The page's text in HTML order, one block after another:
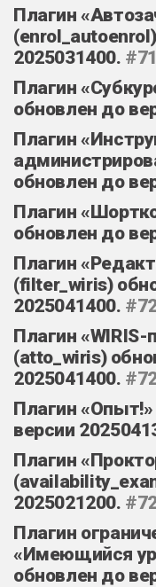
Плагин
2025031400.
Плагин
обновлен до
Плагин
обновлен до
Плагин
обновлен до
Плагин
(filter_wiris)
2025041400.
Плагин
(atto_wiris)
2025041400.
Плагин
версии
Плагин
2025021200.
Плагин
«Имеющийся
обновлен до